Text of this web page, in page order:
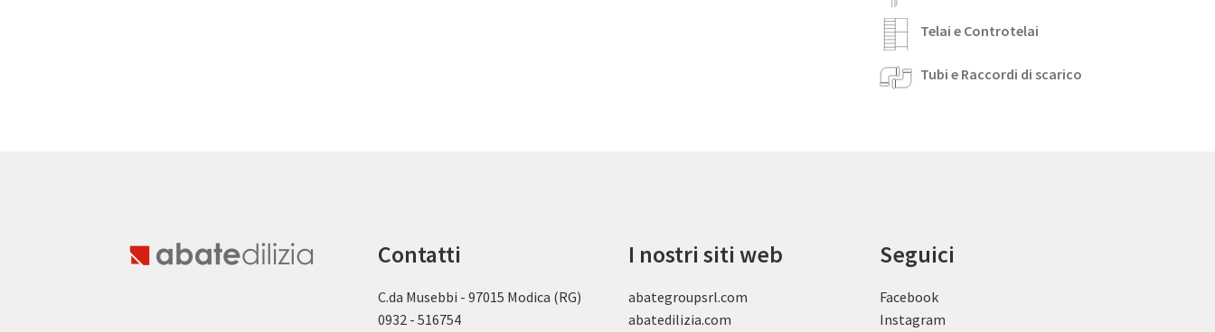
Telai e Controtelai
Tubi e Raccordi di scarico
Contatti
C.da Musebbi - 97015 Modica (RG)
0932 - 516754
I nostri siti web
abategroupsrl.com
abatedilizia.com
Seguici
Facebook
Instagram